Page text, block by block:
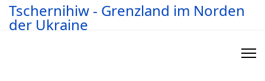
Tschernihiw - Grenzland im Norden
der Ukraine